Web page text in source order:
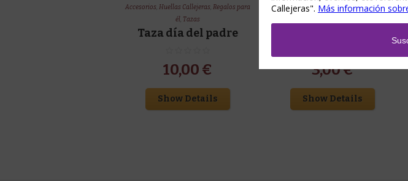
Accesorios,Huellas Callejeras,Regalos para
él, Tazas
Taza día del padre
10,00 €
Show Details
Huellas Callejeras,Papeleria,Regalos para
3,00€
Show Details